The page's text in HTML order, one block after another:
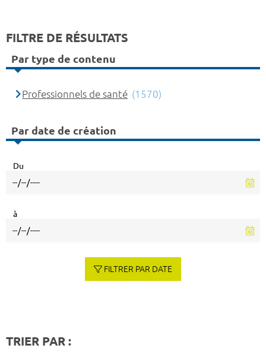
FILTRE DE RÉSULTATS
Par type de contenu
Professionnels de santé (1570)
Par date de création
Du
à
FILTRER PAR DATE
TRIER PAR :